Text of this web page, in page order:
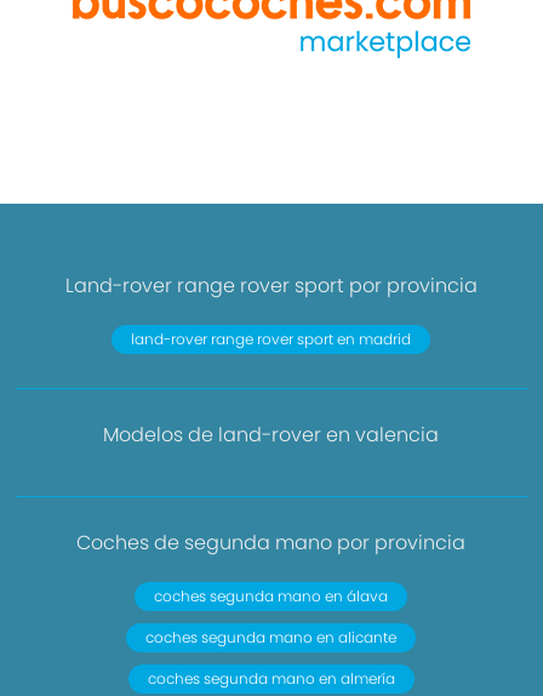
Land-rover range rover sport por provincia
land-rover range rover sport en madrid
Modelos de land-rover en valencia
Coches de segunda mano por provincia
coches segunda mano en álava
coches segunda mano en alicante
coches segunda mano en almería